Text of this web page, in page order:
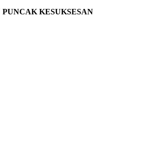
KESUKSESAN